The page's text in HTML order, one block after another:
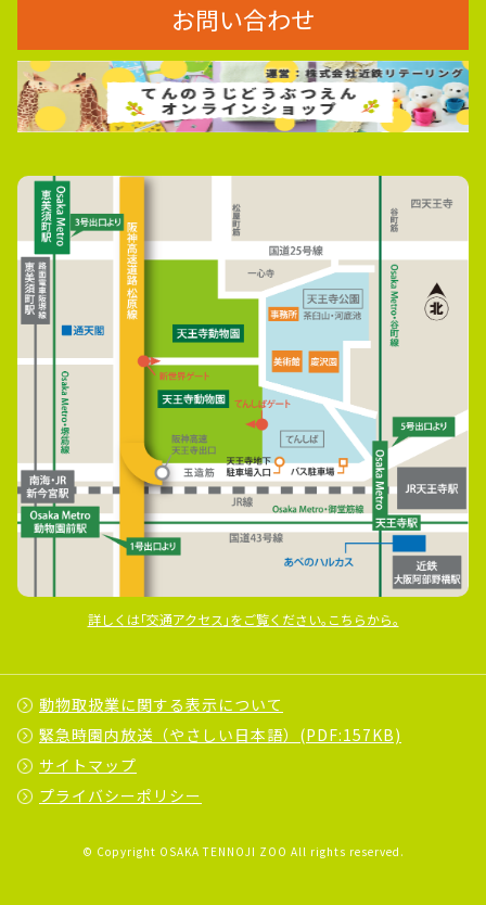
お問い合わせ
詳しくは｢交通アクセス｣をご覧ください｡こちらから｡
動物取扱業に関する表示について
緊急時園内放送（やさしい日本語）(PDF:157KB)
サイトマップ
プライバシーポリシー
© Copyright OSAKA TENNOJI ZOO All rights reserved.